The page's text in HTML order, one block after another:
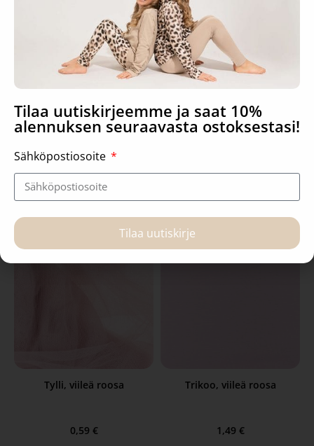
Lisää ostoskoriin
Tylli, viileä roosa
0,59 €
Trikoo, viileä roosa
1,49 €
Tilaa uutiskirjeemme ja saat 10%
alennuksen seuraavasta ostoksestasi!
Sähköpostiosoite
Tilaa uutiskirje